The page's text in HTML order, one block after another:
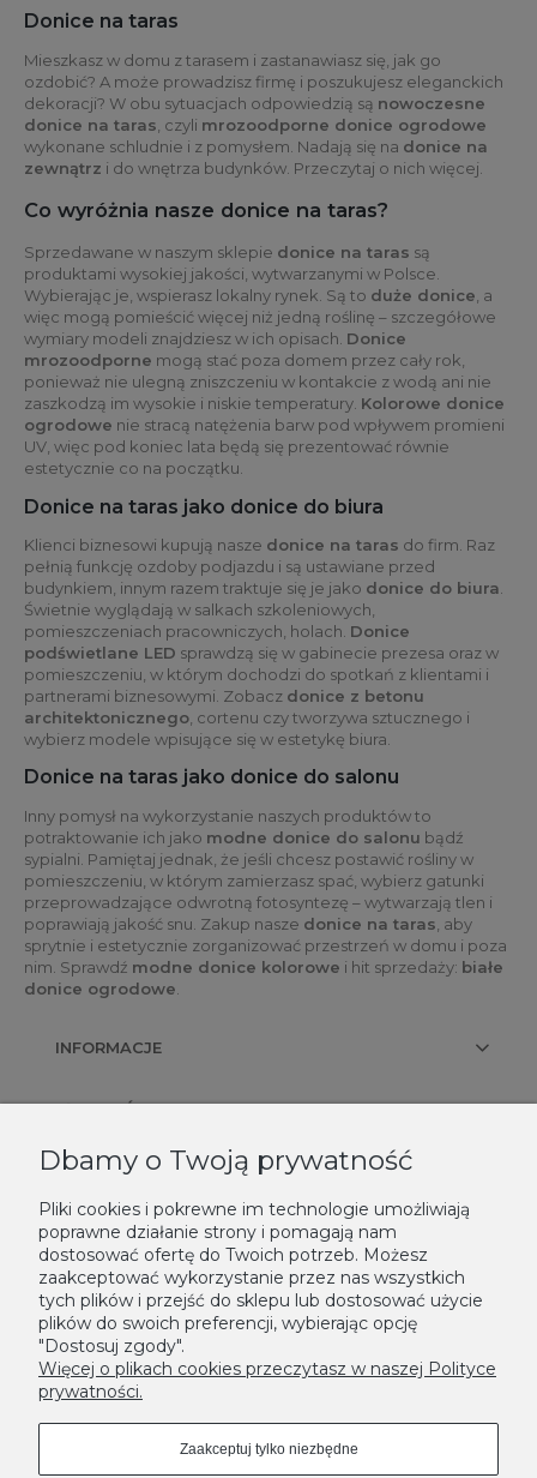
Donice na taras
Mieszkasz w domu z tarasem i zastanawiasz się, jak go
ozdobić? A może prowadzisz firmę i poszukujesz eleganckich
dekoracji? W obu sytuacjach odpowiedzią są nowoczesne
donice na taras , czyli mrozoodporne donice ogrodowe
wykonane schludnie i z pomysłem. Nadają się na donice na
zewnątrz i do wnętrza budynków. Przeczytaj o nich więcej.
Co wyróżnia nasze donice na taras?
Sprzedawane w naszym sklepie donice na taras są
produktami wysokiej jakości, wytwarzanymi w Polsce.
Wybierając je, wspierasz lokalny rynek. Są to duże donice, a
więc mogą pomieścić więcej niż jedną roślinę – szczegółowe
wymiary modeli znajdziesz w ich opisach. Donice
mrozoodporne mogą stać poza domem przez cały rok,
ponieważ nie ulegną zniszczeniu w kontakcie z wodą ani nie
zaszkodzą im wysokie i niskie temperatury. Kolorowe donice
ogrodowe nie stracą natężenia barw pod wpływem promieni
UV, więc pod koniec lata będą się prezentować równie
estetycznie co na początku.
Donice na taras jako donice do biura
Klienci biznesowi kupują nasze donice na taras do firm. Raz
pełnią funkcję ozdoby podjazdu i są ustawiane przed
budynkiem, innym razem traktuje się je jako donice do biura
Świetnie wyglądają w salkach szkoleniowych,
pomieszczeniach pracowniczych, holach. Donice
podświetlane LED sprawdzą się w gabinecie prezesa oraz w
pomieszczeniu, w którym dochodzi do spotkań z klientami i
partnerami biznesowymi. Zobacz donice z betonu
architektonicznego , cortenu czy tworzywa sztucznego i
wybierz modele wpisujące się w estetykę biura.
Donice na taras jako donice do salonu
Inny pomysł na wykorzystanie naszych produktów to
potraktowanie ich jako modne donice do salonu bądź
sypialni. Pamiętaj jednak, że jeśli chcesz postawić rośliny w
pomieszczeniu, w którym zamierzasz spać, wybierz gatunki
przeprowadzające odwrotną fotosyntezę – wytwarzają tlen i
poprawiają jakość snu. Zakup nasze donice na taras , aby
sprytnie i estetycznie zorganizować przestrzeń w domu i poza
nim. Sprawdź modne donice kolorowe i hit sprzedaży: białe
donice ogrodowe
INFORMACJE
PŁATNOŚCI I DOSTAWA
KONTAKT
NEWSLETTER
Podaj swój adres e-mail, jeżeli chcesz otrzymywać informacje o
nowościach i promocjach.
Zapisz się
Dbamy o Twoją prywatność
Pliki cookies i pokrewne im technologie umożliwiają
poprawne działanie strony i pomagają nam
dostosować ofertę do Twoich potrzeb. Możesz
zaakceptować wykorzystanie przez nas wszystkich
tych plików i przejść do sklepu lub dostosować użycie
plików do swoich preferencji, wybierając opcję
"Dostosuj zgody".
Więcej o plikach cookies przeczytasz w naszej Polityce
prywatności.
Zaakceptuj tylko niezbędne